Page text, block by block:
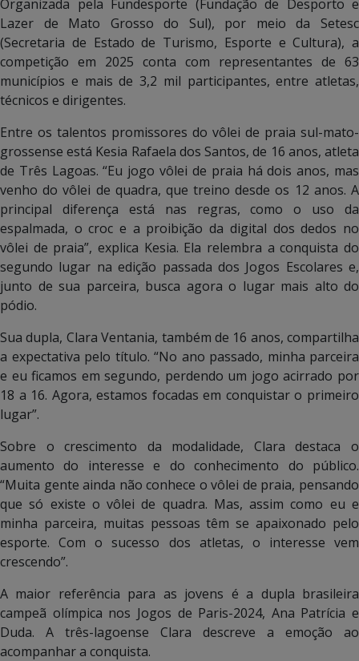
Organizada pela Fundesporte (Fundação de Desporto e
Lazer de Mato Grosso do Sul), por meio da Setesc
(Secretaria de Estado de Turismo, Esporte e Cultura), a
competição em 2025 conta com representantes de 63
municípios e mais de 3,2 mil participantes, entre atletas,
técnicos e dirigentes.
Entre os talentos promissores do vôlei de praia sul-mato-
grossense está Kesia Rafaela dos Santos, de 16 anos, atleta
de Três Lagoas. “Eu jogo vôlei de praia há dois anos, mas
venho do vôlei de quadra, que treino desde os 12 anos. A
principal diferença está nas regras, como o uso da
espalmada, o croc e a proibição da digital dos dedos no
vôlei de praia”, explica Kesia. Ela relembra a conquista do
segundo lugar na edição passada dos Jogos Escolares e,
junto de sua parceira, busca agora o lugar mais alto do
pódio.
Sua dupla, Clara Ventania, também de 16 anos, compartilha
a expectativa pelo título. “No ano passado, minha parceira
e eu ficamos em segundo, perdendo um jogo acirrado por
18 a 16. Agora, estamos focadas em conquistar o primeiro
lugar”.
Sobre o crescimento da modalidade, Clara destaca o
aumento do interesse e do conhecimento do público.
“Muita gente ainda não conhece o vôlei de praia, pensando
que só existe o vôlei de quadra. Mas, assim como eu e
minha parceira, muitas pessoas têm se apaixonado pelo
esporte. Com o sucesso dos atletas, o interesse vem
crescendo”.
A maior referência para as jovens é a dupla brasileira
campeã olímpica nos Jogos de Paris-2024, Ana Patrícia e
Duda. A três-lagoense Clara descreve a emoção ao
acompanhar a conquista.